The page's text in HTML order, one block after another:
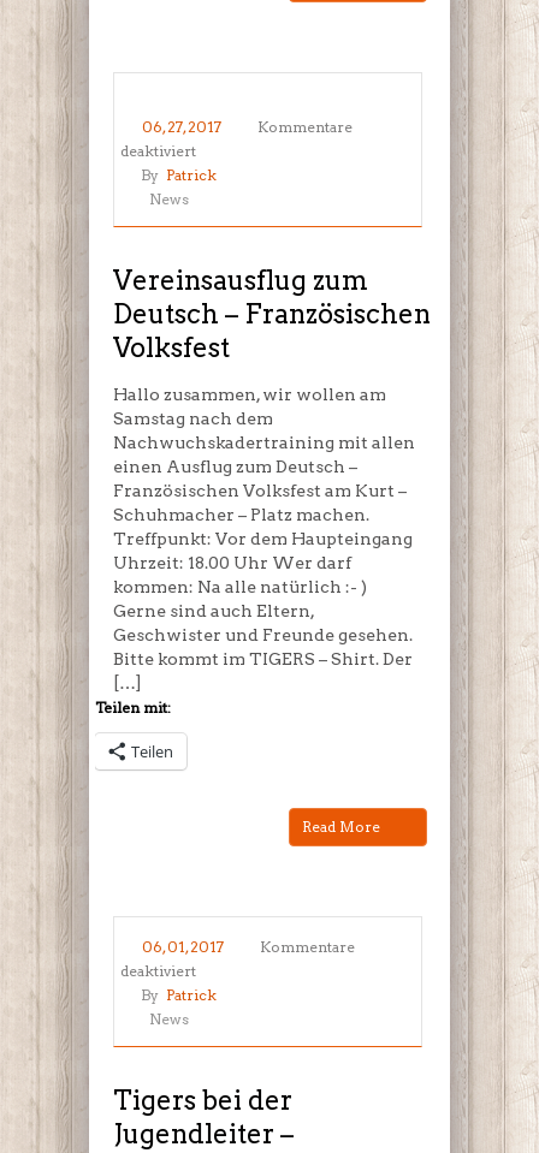
06, 27, 2017
Kommentare
deaktiviertfür
Vereinsausflug
Französischen
Volksfest
By Patrick
News
Vereinsausflug zum
Deutsch – Französischen
Volksfest
Hallo zusammen, wir wollen am
Samstag nach dem
Nachwuchskadertraining mit allen
einen Ausflug zum Deutsch –
Französischen Volksfest am Kurt –
Schuhmacher – Platz machen.
Treffpunkt: Vor dem Haupteingang
Uhrzeit: 18.00 Uhr Wer darf
kommen: Na alle natürlich :- )
Gerne sind auch Eltern,
Geschwister und Freunde gesehen.
Bitte kommt im TIGERS – Shirt. Der
[…]
Teilen mit:
Teilen
Read More
06, 01, 2017
Kommentare
deaktiviertfür
Tigers
Ausbildung
in
By Patrick
News
Tigers bei der
Jugendleiter –